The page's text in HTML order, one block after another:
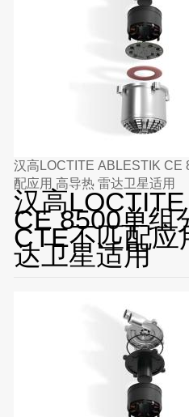
汉高LOCTITE ABLESTIK CE
配应用 高导热 雷达卫星适用
汉高
CE 8500单组
CTE不匹配应
达卫星适用